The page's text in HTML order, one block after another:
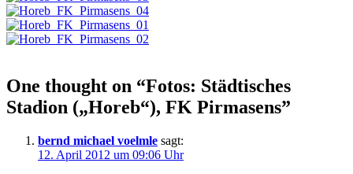
One thought on “Fotos: Städtisches
Stadion („Horeb“), FK Pirmasens”
bernd michael voelmle sagt:
12. April 2012 um 09:06 Uhr